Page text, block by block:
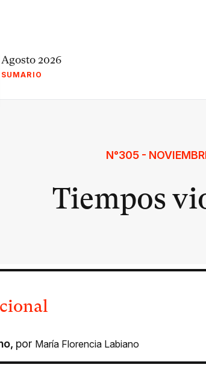
Agosto 2026
SUMARIO
N°305 -
Tiempos
, por María Florencia Labiano